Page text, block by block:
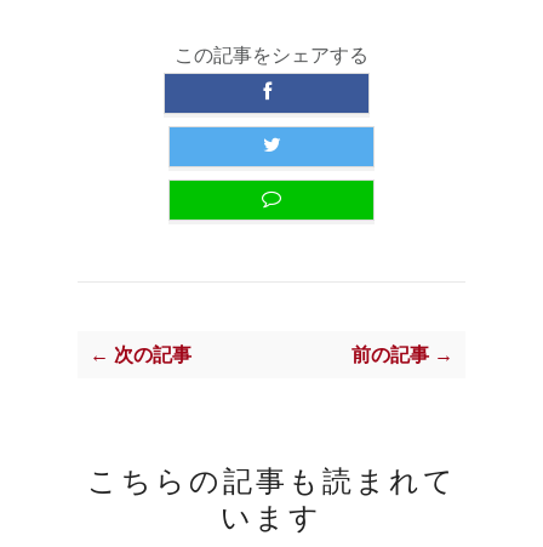
この記事をシェアする
← 次の記事 前の記事 →
こちらの記事も読まれて
います